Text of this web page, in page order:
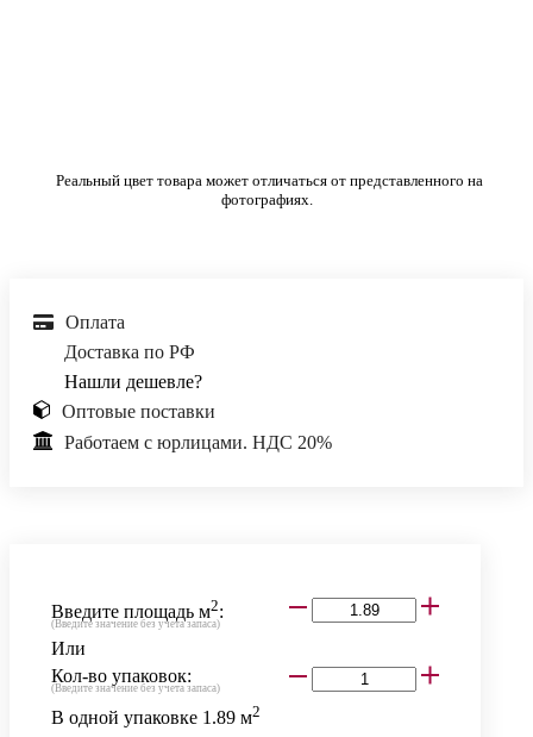
Реальный цвет товара может отличаться от представленного на
фотографиях.
Оплата
Доставка по РФ
Нашли дешевле?
Оптовые поставки
Работаем с юрлицами. НДС 20%
Введите площадь м2:
(Введите значение без учета запаса)
Или
Кол-во упаковок:
(Введите значение без учета запаса)
В одной упаковке 1.89 м2